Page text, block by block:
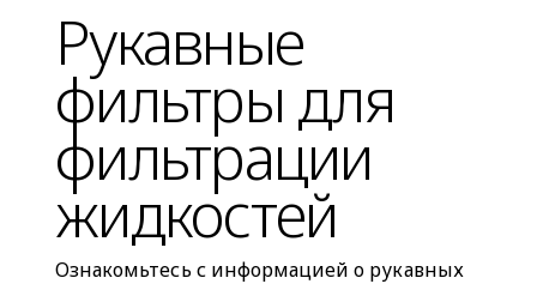
Рукавные
фильтры для
фильтрации
жидкостей
Ознакомьтесь с информацией о рукавных